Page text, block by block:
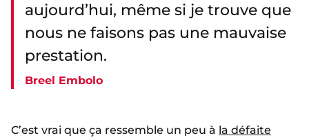
aujourd’hui, même si je trouve que
nous ne faisons pas une mauvaise
prestation.
Breel Embolo
C’est vrai que ça ressemble un peu à la défaite